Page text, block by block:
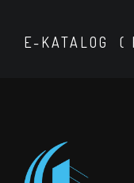
E-KATALOG (